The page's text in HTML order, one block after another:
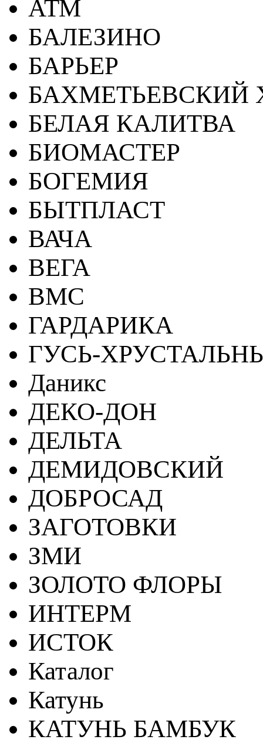
АТМ
БАЛЕЗИНО
БАРЬЕР
БАХМЕТЬЕВСКИЙ
БЕЛАЯ КАЛИТВА
БИОМАСТЕР
БОГЕМИЯ
БЫТПЛАСТ
ВАЧА
ВЕГА
ВМС
ГАРДАРИКА
ГУСЬ-
Даникс
ДЕКО-ДОН
ДЕЛЬТА
ДЕМИДОВСКИЙ
ДОБРОСАД
ЗАГОТОВКИ
ЗМИ
ЗОЛОТО ФЛОРЫ
ИНТЕРМ
ИСТОК
Каталог
Катунь
КАТУНЬ БАМБУК